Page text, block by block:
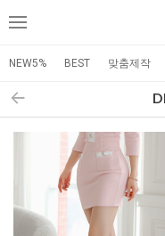
메
NEW5% BEST 맞춤제작